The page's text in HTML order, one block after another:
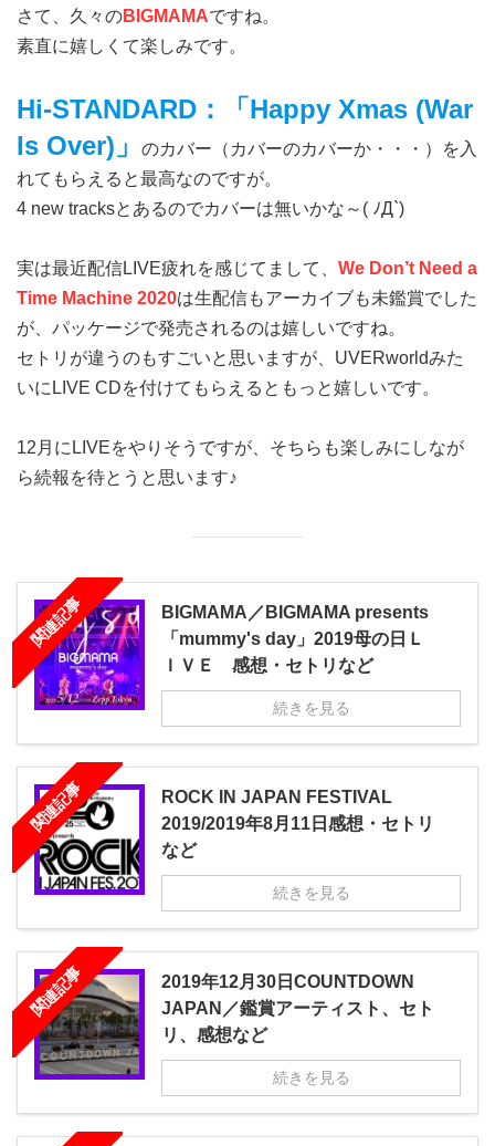
さて、久々のBIGMAMAですね。
素直に嬉しくて楽しみです。
Hi-STANDARD：「Happy Xmas (War
Is Over)」
のカバー（カバーのカバーか・・・）を入
れてもらえると最高なのですが。
4 new tracksとあるのでカバーは無いかな～( ﾉД`)
実は最近配信LIVE疲れを感じてまして、 We Don’t Need a
Time Machine 2020は生配信もアーカイブも未鑑賞でした
が、パッケージで発売されるのは嬉しいですね。
セトリが違うのもすごいと思いますが、UVERworldみた
いにLIVE CDを付けてもらえるともっと嬉しいです。
12月にLIVEをやりそうですが、そちらも楽しみにしなが
ら続報を待とうと思います♪
関連記事
BIGMAMA／BIGMAMA presents
「mummy's day」2019母の日Ｌ
ＩＶＥ 感想・セトリなど
続きを見る
関連記事
ROCK IN JAPAN FESTIVAL
2019/2019年8月11日感想・セトリ
など
続きを見る
関連記事
2019年12月30日COUNTDOWN
JAPAN／鑑賞アーティスト、セト
リ、感想など
続きを見る